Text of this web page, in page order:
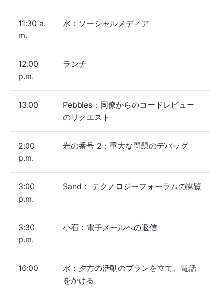
11:30 a.
m.
水：ソーシャルメディア
12:00
p.m.
ランチ
13:00
Pebbles：同僚からのコードレビュー
のリクエスト
2:00
p.m.
岩の番号 2：重大な問題のデバッグ
3:00
p.m.
Sand： テクノロジーフォーラムの閲覧
3:30
p.m.
小石：電子メールへの返信
16:00
水：夕方の活動のプランを立て、電話
をかける